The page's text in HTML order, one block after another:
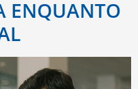
ENQUANTO